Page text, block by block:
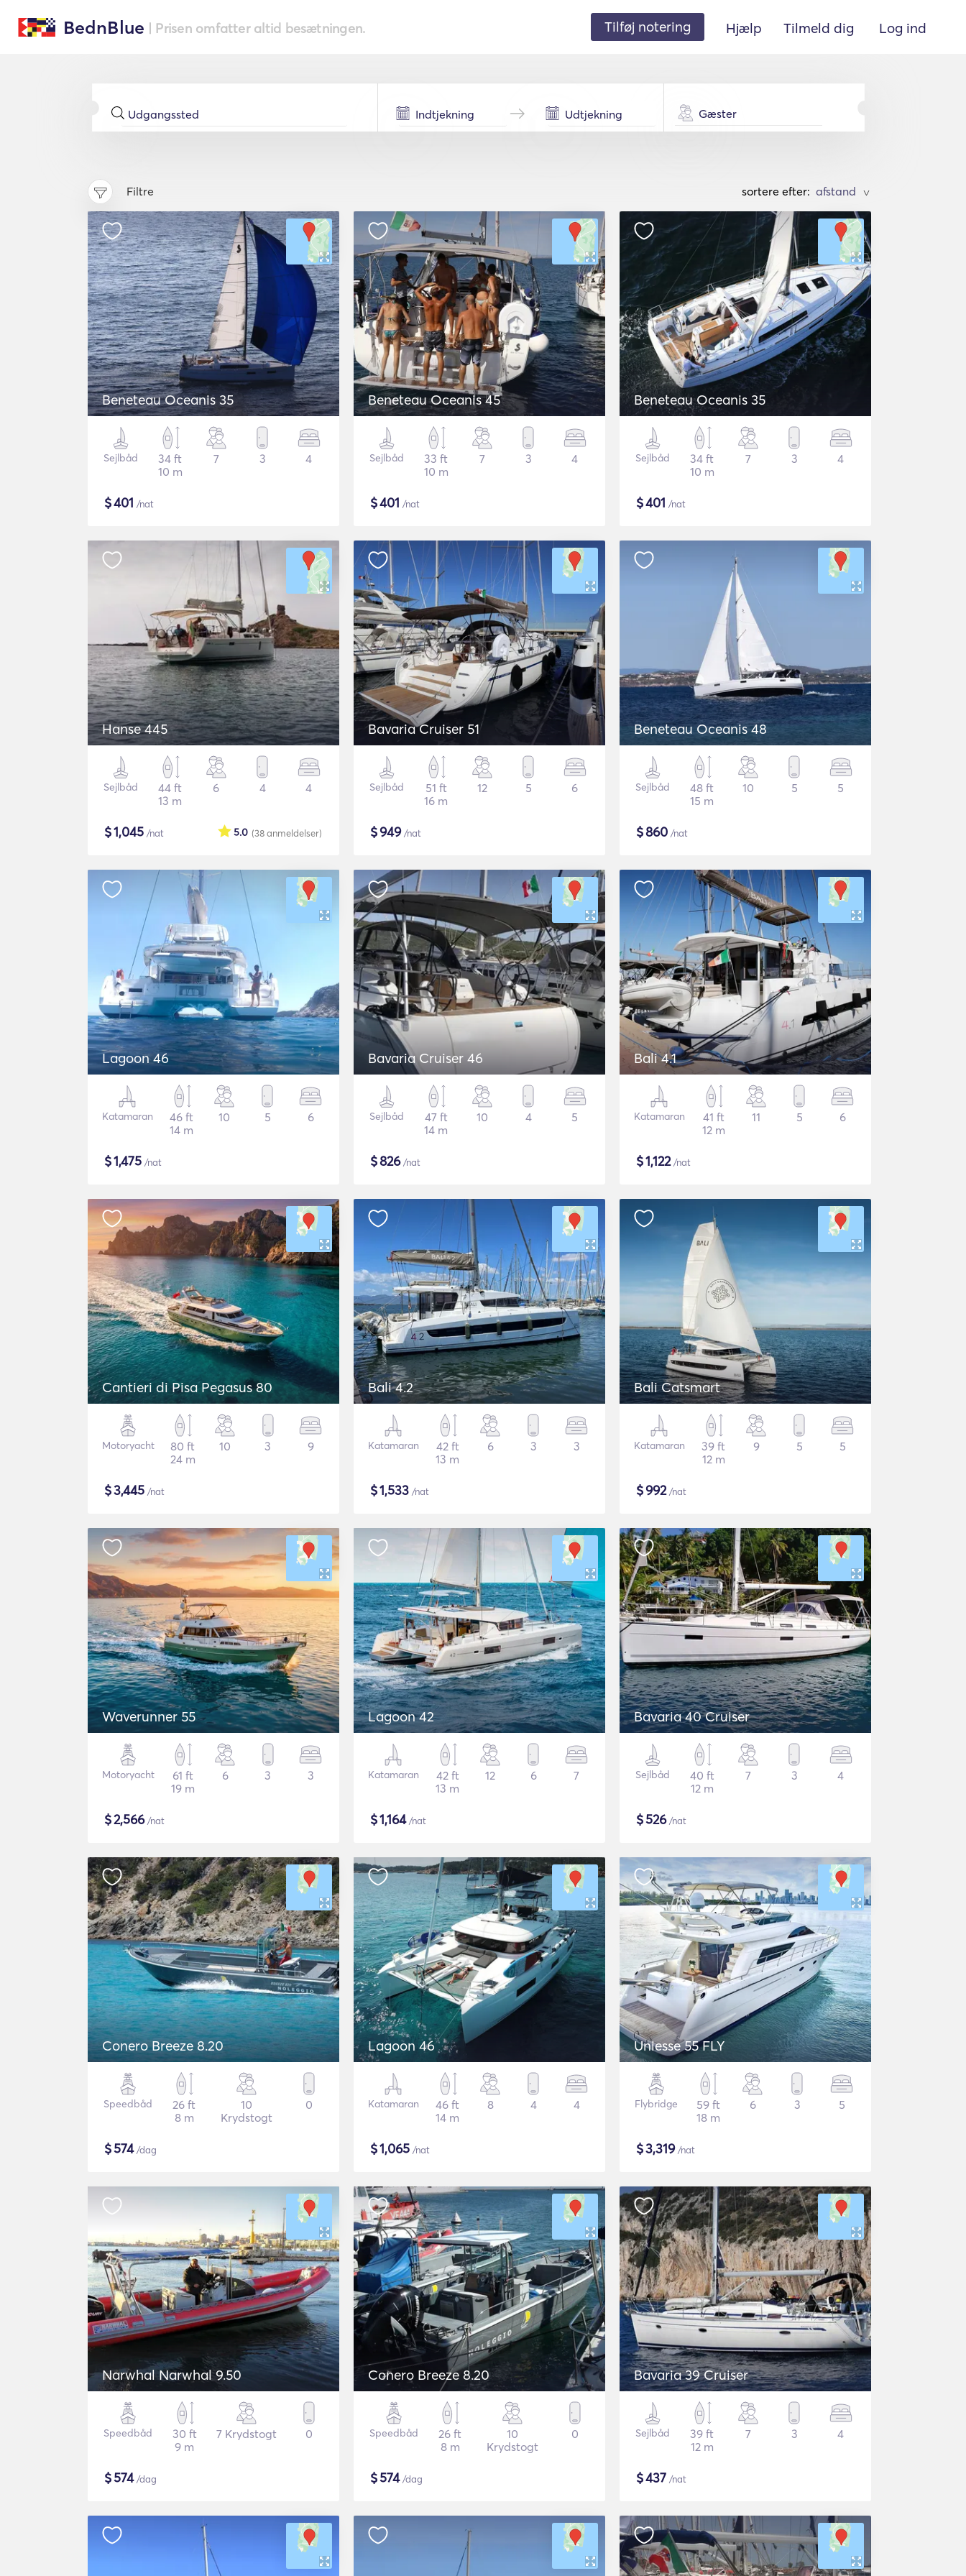
BednBlue | Prisen omfatter altid besætningen. Tilføj notering Hjælp Tilmeld dig Log ind
Gæster
Filtre sortere efter: >
Beneteau Oceanis 35
Sejlbåd
34 ft
10 m
7 3 4
$401 /nat
Beneteau Oceanis 45
Sejlbåd
33 ft
10 m
7 3 4
$401 /nat
Beneteau Oceanis 35
Sejlbåd
34 ft
10 m
7 3 4
$401 /nat
Hanse 445
Sejlbåd
44 ft
13 m
6 4 4
$1,045 /nat (38anmeldelser)
5.0
Bavaria Cruiser 51
Sejlbåd
51 ft
16 m
12 5 6
$949/nat
Beneteau Oceanis 48
Sejlbåd
48 ft
15 m
10 5 5
$860 /nat
Lagoon 46
Katamaran
46 ft
14 m
10 5 6
$1,475 /nat
Bavaria Cruiser 46
Sejlbåd
47 ft
14 m
10 4 5
$826/nat
Bali 4.1
Katamaran
41 ft
12 m
11 5 6
$1,122/nat
Cantieri di Pisa Pegasus 80
Motoryacht
80 ft
24 m
10 3 9
$3,445 /nat
Bali 4.2
Katamaran
42 ft
13 m
6 3 3
$1,533 /nat
Bali Catsmart
Katamaran
39 ft
12 m
9 5 5
$992/nat
Waverunner 55
Motoryacht
61 ft
19 m
6 3 3
$2,566/nat
Lagoon 42
Katamaran
42 ft
13 m
12 6 7
$1,164/nat
Bavaria 40 Cruiser
Sejlbåd
40 ft
12 m
7 3 4
$526/nat
Conero Breeze 8.20
Speedbåd
26 ft
8 m
10
Krydstogt
0
$574/dag
Lagoon 46
Katamaran
46 ft
14 m
8 4 4
$1,065 /nat
Uniesse 55 FLY
Flybridge
59 ft
18 m
6 3 5
$3,319/nat
Narwhal Narwhal 9.50
Speedbåd
30 ft
9 m
7 Krydstogt 0
$574/dag
Conero Breeze 8.20
Speedbåd
26 ft
8 m
10
Krydstogt
0
$574/dag
Bavaria 39 Cruiser
Sejlbåd
39 ft
12 m
7 3 4
$437 /nat